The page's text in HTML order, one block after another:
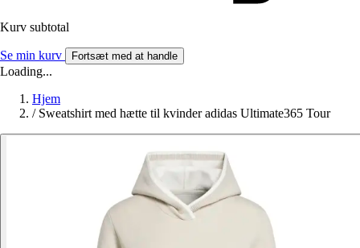
Kurv subtotal
Se min kurv Fortsæt med at handle
Loading...
Hjem
/ Sweatshirt med hætte til kvinder adidas Ultimate365 Tour